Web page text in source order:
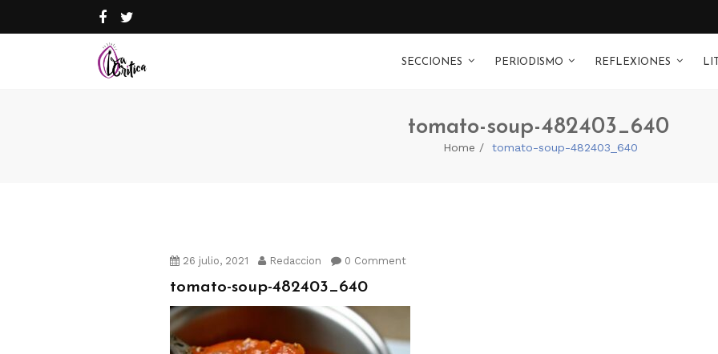
SECCIONES PERIODISMO REFLEXIONES
tomato-soup-482403_640
Home tomato-soup-482403_640
26 julio, 2021 Redaccion 0 Comment
tomato-soup-482403_640